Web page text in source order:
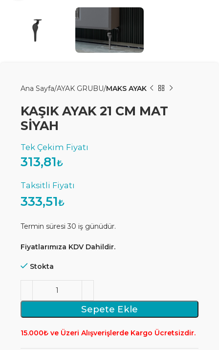
Ana Sayfa AYAK GRUBU MAKS AYAK
KAŞIK AYAK 21 CM MAT
SİYAH
313,81₺
333,51₺
Termin süresi 30 iş günüdür.
Fiyatlarımıza KDV Dahildir.
Stokta
Sepete Ekle
15.000₺ ve Üzeri Alışverişlerde Kargo Ücretsizdir.